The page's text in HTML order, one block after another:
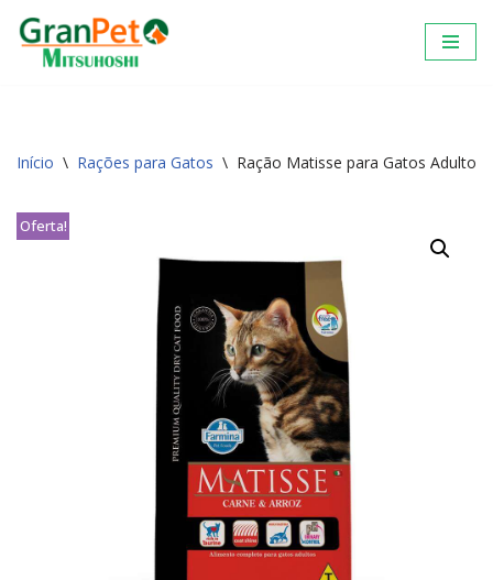
Pular
Início \ Rações para Gatos \ Ração Matisse para Gatos Adultos
Oferta!